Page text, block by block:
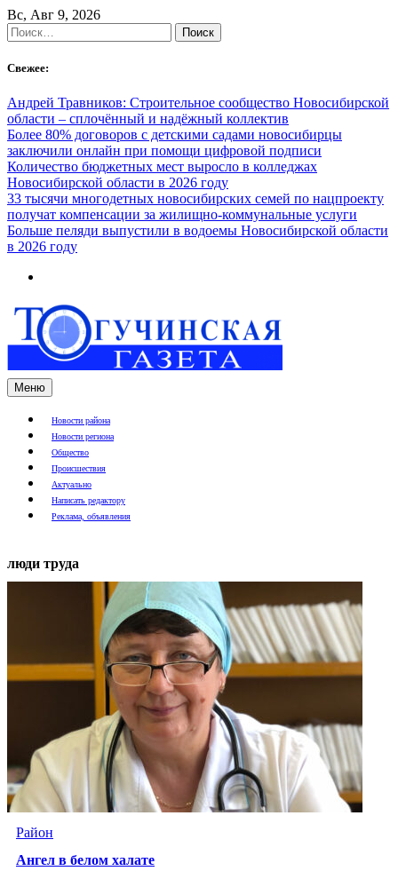
Skip
to
content
Вс, Авг 9, 2026
Найти:
Свежее:
Андрей Травников: Строительное сообщество Новосибирской
области – сплочённый и надёжный коллектив
Более 80% договоров с детскими садами новосибирцы
заключили онлайн при помощи цифровой подписи
Количество бюджетных мест выросло в колледжах
Новосибирской области в 2026 году
33 тысячи многодетных новосибирских семей по нацпроекту
получат компенсации за жилищно-коммунальные услуги
Больше пеляди выпустили в водоемы Новосибирской области
в 2026 году
Меню
Новости района
Новости региона
Общество
Происшествия
Актуально
Написать редактору
Реклама, объявления
люди труда
Район
Ангел в белом халате